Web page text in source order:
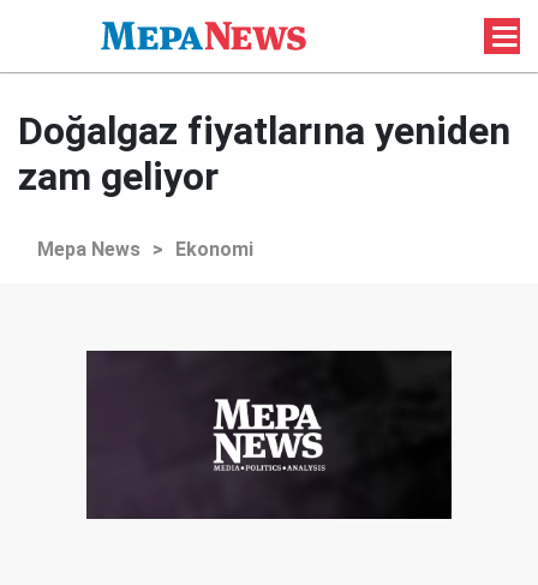
Doğalgaz fiyatlarına yeniden
zam geliyor
Mepa News > Ekonomi